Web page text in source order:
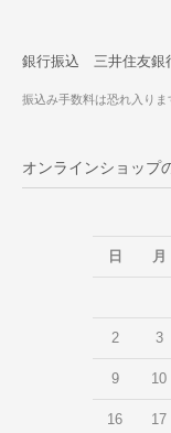
銀行振込 三井住友
振込み手数料は恐れ入り
オンラインショップ
日
月
2 3
9 10
16 17